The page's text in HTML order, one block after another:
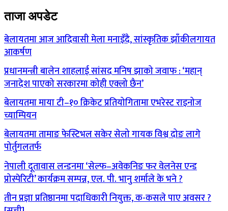
ताजा अपडेट
बेलायतमा आज आदिवासी मेला मनाइँदै, सांस्कृतिक झाँकीलगायत
आकर्षण
प्रधानमन्त्री बालेन शाहलाई सांसद मनिष झाको जवाफ : ‘महान्
जनादेश पाएको सरकारमा कोही एक्लो छैन’
बेलायतमा माया टी–१० क्रिकेट प्रतियोगितामा एभरेस्ट राइनोज
च्याम्पियन
बेलायतमा तामाङ फेस्टिभल सकेर सेलो गायक विश्व दोङ लागे
पोर्तुगलतर्फ
नेपाली दूतावास लन्डनमा ‘सेल्फ–अवेकनिङ फर वेलनेस एन्ड
प्रोस्पेरिटी’ कार्यक्रम सम्पन्न, एल. पी. भानु शर्माले के भने ?
तीन प्रज्ञा प्रतिष्ठानमा पदाधिकारी नियुक्त, क-कसले पाए अवसर ?